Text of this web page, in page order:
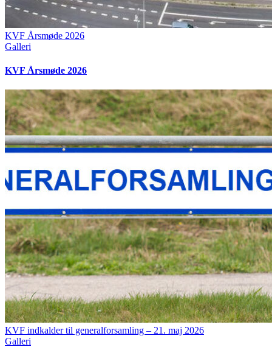
KVF Årsmøde 2026
Galleri
KVF Årsmøde 2026
KVF indkalder til generalforsamling – 21. maj 2026
Galleri